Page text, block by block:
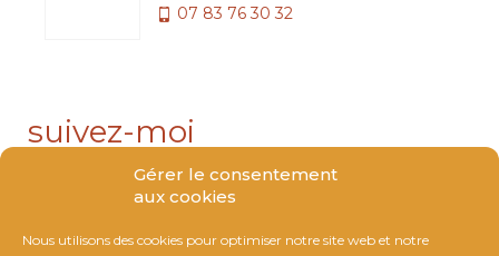
Gérer le consentement
aux cookies
Nous utilisons des cookies pour optimiser notre site web et notre
07 83 76 30 32
suivez-moi